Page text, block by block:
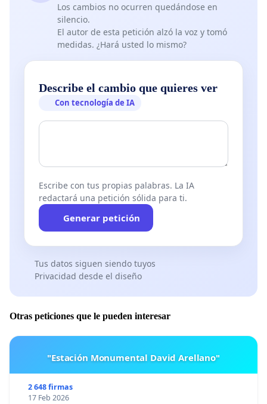
Los cambios no ocurren quedándose en
silencio.
El autor de esta petición alzó la voz y tomó
medidas. ¿Hará usted lo mismo?
Describe el cambio que quieres ver
Con tecnología de IA
Escribe con tus propias palabras. La IA
redactará una petición sólida para ti.
Generar petición
Tus datos siguen siendo tuyos
Privacidad desde el diseño
Otras peticiones que le pueden interesar
"Estación Monumental David Arellano"
2 648 firmas
17 Feb 2026